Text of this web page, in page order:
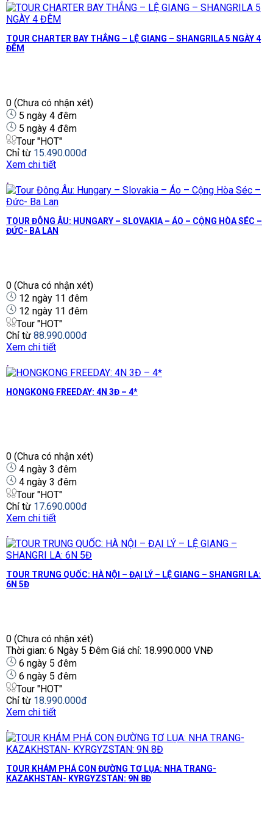
TOUR CHARTER BAY THẲNG – LỆ GIANG – SHANGRILA 5 NGÀY 4
ĐÊM
0 (Chưa có nhận xét)
5 ngày 4 đêm
5 ngày 4 đêm
Tour "HOT"
Chỉ từ 15.490.000đ
Xem chi tiết
TOUR ĐÔNG ÂU: HUNGARY – SLOVAKIA – ÁO – CỘNG HÒA SÉC –
ĐỨC- BA LAN
0 (Chưa có nhận xét)
12 ngày 11 đêm
12 ngày 11 đêm
Tour "HOT"
Chỉ từ 88.990.000đ
Xem chi tiết
HONGKONG FREEDAY: 4N 3Đ – 4*
0 (Chưa có nhận xét)
4 ngày 3 đêm
4 ngày 3 đêm
Tour "HOT"
Chỉ từ 17.690.000đ
Xem chi tiết
TOUR TRUNG QUỐC: HÀ NỘI – ĐẠI LÝ – LỆ GIANG – SHANGRI LA:
6N 5Đ
0 (Chưa có nhận xét)
Thời gian: 6 Ngày 5 Đêm Giá chỉ: 18.990.000 VNĐ
6 ngày 5 đêm
6 ngày 5 đêm
Tour "HOT"
Chỉ từ 18.990.000đ
Xem chi tiết
TOUR KHÁM PHÁ CON ĐƯỜNG TƠ LỤA: NHA TRANG-
KAZAKHSTAN- KYRGYZSTAN: 9N 8Đ